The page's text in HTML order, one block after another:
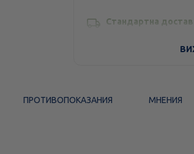
Стандартна
ПРОТИВОПОКАЗАНИЯ МНЕНИЯ